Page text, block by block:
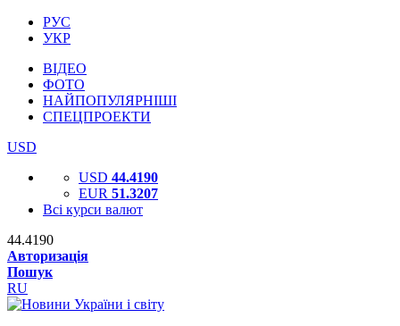
РУС
УКР
ВІДЕО
ФОТО
НАЙПОПУЛЯРНІШІ
СПЕЦПРОЕКТИ
USD
USD 44.4190
EUR 51.3207
Всі курси валют
44.4190
Авторизація
Пошук
RU